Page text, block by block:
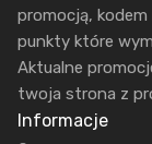
promocją,
punkty które
Aktualne
twoja strona z
Informacje